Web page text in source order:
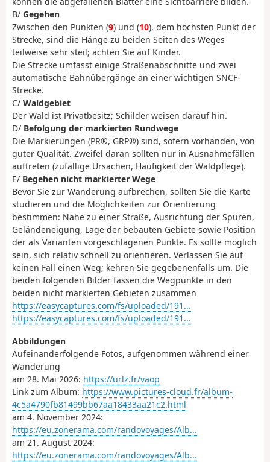
B/ Gegehen
Zwischen den Punkten (9) und (10), dem höchsten Punkt der
Strecke, sind die Hänge zu beiden Seiten des Weges
teilweise sehr steil; achten Sie auf Kinder.
Die Strecke umfasst einige Straßenabschnitte und zwei
automatische Bahnübergänge an einer wichtigen SNCF-
Strecke.
C/ Waldgebiet
Der Wald ist Privatbesitz; Schilder weisen darauf hin.
D/ Befolgung der markierten Rundwege
Die Markierungen (PR®, GRP®) sind, sofern vorhanden, von
guter Qualität. Zweifel daran sollten nur in Ausnahmefällen
auftreten (zufällige Ursachen, Häufigkeit der Waldpflege).
E/ Begehen nicht markierter Wege
Bevor Sie zur Wanderung aufbrechen, sollten Sie die Karte
studieren und die Möglichkeiten zur Orientierung
bestimmen: Nähe zu einer Straße, Ausrichtung der Spuren,
Geländeneigung, Lage der bebauten Gebiete sowie Position
der als Varianten vorgeschlagenen Punkte. Es sollte möglich
sein, sich relativ schnell zu orientieren. Verlassen Sie auf
keinen Fall einen Weg; kehren Sie gegebenenfalls um. Die
beiden folgenden Bilder fassen die Wegpunkte in den
beiden nicht markierten Gebieten zusammen
https://easycaptures.com/fs/uploaded/191...
https://easycaptures.com/fs/uploaded/191...
Abbildungen
Aufeinanderfolgende Fotos, aufgenommen während einer
Wanderung
am 28. Mai 2026: https://urlz.fr/vaop
Link zum Album: https://www.pictures-cloud.fr/album-
4c5a4790fb81499bb67aa18433aa21c2.html
am 4. November 2024:
https://eu.zonerama.com/randovoyages/Alb...
am 21. August 2024:
https://eu.zonerama.com/randovoyages/Alb...